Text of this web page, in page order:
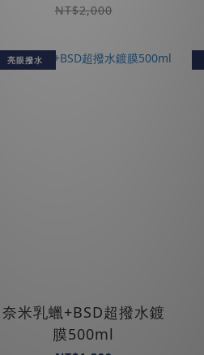
NT$2,000
亮眼撥水
奈米乳蠟+BSD超撥水鍍
膜500ml